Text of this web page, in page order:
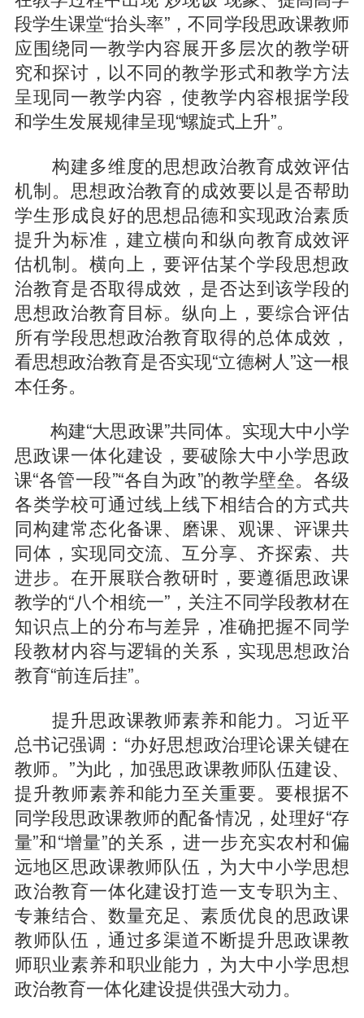
段学生课堂“抬头率”，不同学段思政课教师
应围绕同一教学内容展开多层次的教学研
究和探讨，以不同的教学形式和教学方法
呈现同一教学内容，使教学内容根据学段
和学生发展规律呈现“螺旋式上升”。
构建多维度的思想政治教育成效评估
机制。思想政治教育的成效要以是否帮助
学生形成良好的思想品德和实现政治素质
提升为标准，建立横向和纵向教育成效评
估机制。横向上，要评估某个学段思想政
治教育是否取得成效，是否达到该学段的
思想政治教育目标。纵向上，要综合评估
所有学段思想政治教育取得的总体成效，
看思想政治教育是否实现“立德树人”这一根
本任务。
构建“大思政课”共同体。实现大中小学
思政课一体化建设，要破除大中小学思政
课“各管一段”“各自为政”的教学壁垒。各级
各类学校可通过线上线下相结合的方式共
同构建常态化备课、磨课、观课、评课共
同体，实现同交流、互分享、齐探索、共
进步。在开展联合教研时，要遵循思政课
教学的“八个相统一”，关注不同学段教材在
知识点上的分布与差异，准确把握不同学
段教材内容与逻辑的关系，实现思想政治
教育“前连后挂”。
提升思政课教师素养和能力。习近平
总书记强调：“办好思想政治理论课关键在
教师。”为此，加强思政课教师队伍建设、
提升教师素养和能力至关重要。要根据不
同学段思政课教师的配备情况，处理好“存
量”和“增量”的关系，进一步充实农村和偏
远地区思政课教师队伍，为大中小学思想
政治教育一体化建设打造一支专职为主、
专兼结合、数量充足、素质优良的思政课
教师队伍，通过多渠道不断提升思政课教
师职业素养和职业能力，为大中小学思想
政治教育一体化建设提供强大动力。